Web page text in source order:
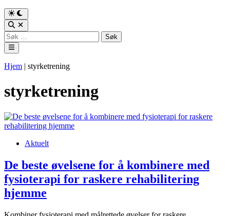
Switch
to
dark
mode
Open
Search
Søk
etter:
Main
Menu
Hjem | styrketrening
styrketrening
Posted Aktuelt
De beste øvelsene for å kombinere med
fysioterapi for raskere rehabilitering
hjemme